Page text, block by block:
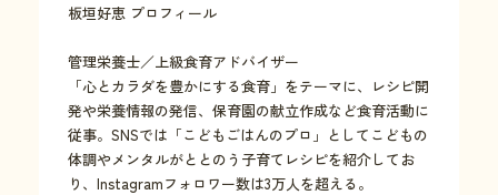
板垣好恵 プロフィール
管理栄養士／上級食育アドバイザー
「心とカラダを豊かにする食育」をテーマに、レシピ開
発や栄養情報の発信、保育園の献立作成など食育活動に
従事。SNSでは「こどもごはんのプロ」としてこどもの
体調やメンタルがととのう子育てレシピを紹介してお
り、Instagramフォロワー数は3万人を超える。